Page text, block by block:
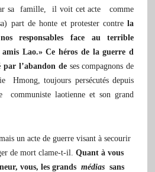
sa famille, il voit cet acte comme
part de honte et protester contrela
responsables face au terrible
amis Lao.»Ce héros de la guerre d
l’abandon de ses compagnons de
Hmong, toujours persécutés depuis
communiste laotienne et son grand
un acte de guerre visant à secourir
de mort clame-t-il. Quant à vous
vous, les grands médiassans